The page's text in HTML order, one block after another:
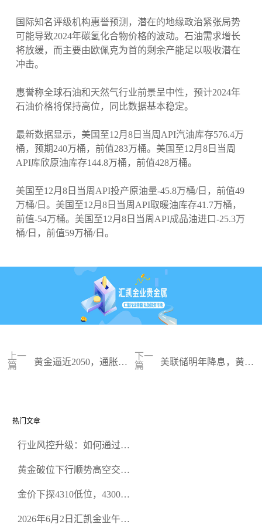
国际知名评级机构惠誉预测，潜在的地缘政治紧张局势
可能导致2024年碳氢化合物价格的波动。石油需求增长
将放缓，而主要由欧佩克为首的剩余产能足以吸收潜在
冲击。
惠誉称全球石油和天然气行业前景呈中性，预计2024年
石油价格将保持高位，同比数据基本稳定。
最新数据显示，美国至12月8日当周API汽油库存576.4万
桶，预期240万桶，前值283万桶。美国至12月8日当周
API库欣原油库存144.8万桶，前值428万桶。
美国至12月8日当周API投产原油量-45.8万桶/日，前值49
万桶/日。美国至12月8日当周API取暖油库存41.7万桶，
前值-54万桶。美国至12月8日当周API成品油进口-25.3万
桶/日，前值59万桶/日。
上一
篇
黄金逼近2050，通胀成
下一
篇
美联储明年降息，黄金
热门文章
行业风控升级：如何通过正
规黄金开户交易平台？
黄金破位下行顺势高空交易
金价下探4310低位，4300关
2026年6月2日汇凯金业午盘